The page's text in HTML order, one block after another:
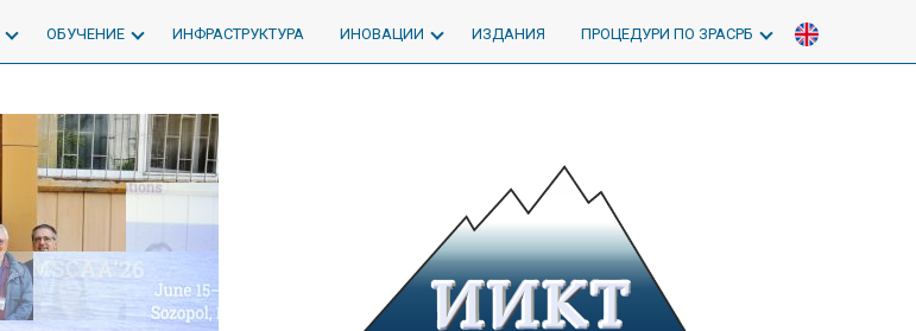
ОБУЧЕНИЕ ИНФРАСТРУКТУРА ИНОВАЦИИ ИЗДАНИЯ ПРОЦЕДУРИ ПО ЗРАСРБ